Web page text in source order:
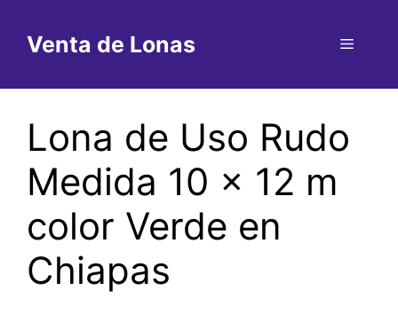
contenido
Venta de Lonas Menú
Lona de Uso Rudo
Medida 10 x 12 m
color Verde en
Chiapas